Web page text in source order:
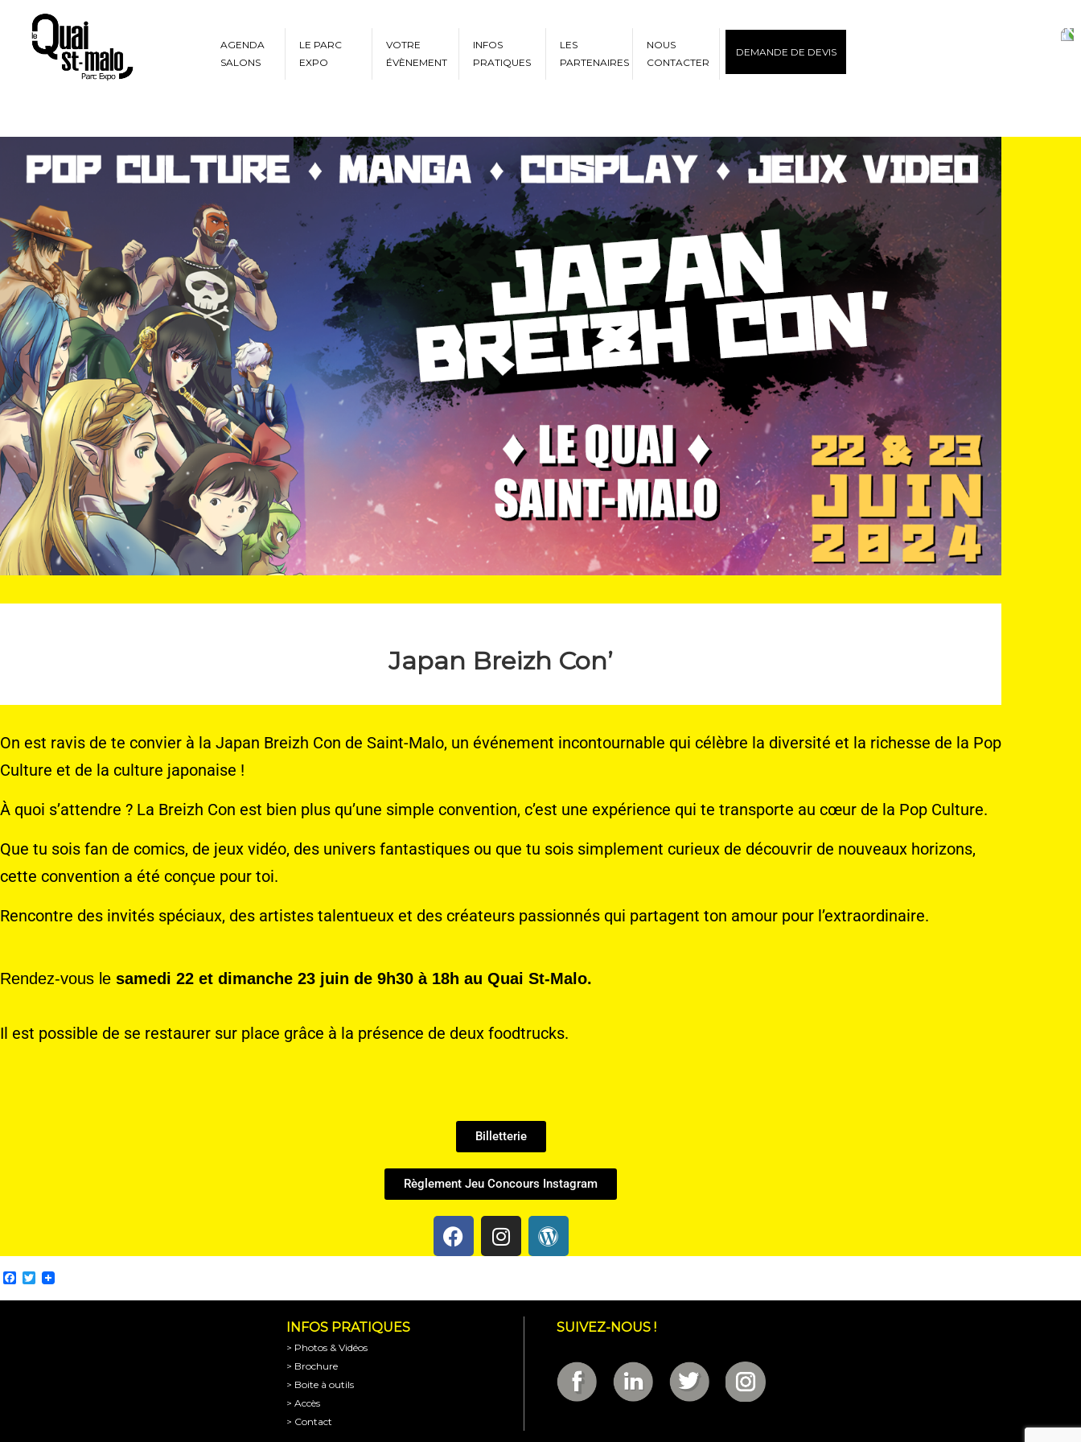
AGENDA
SALONS
LE PARC
EXPO
VOTRE
ÉVÈNEMENT
INFOS
PRATIQUES
LES
PARTENAIRES
NOUS
CONTACTER
DEMANDE DE DEVIS
Japan Breizh Con’
On est ravis de te convier à la Japan Breizh Con de Saint-Malo, un événement incontournable qui célèbre la diversité et la richesse de la Pop
Culture et de la culture japonaise !
À quoi s’attendre ? La Breizh Con est bien plus qu’une simple convention, c’est une expérience qui te transporte au cœur de la Pop Culture.
Que tu sois fan de comics, de jeux vidéo, des univers fantastiques ou que tu sois simplement curieux de découvrir de nouveaux horizons,
cette convention a été conçue pour toi.
Rencontre des invités spéciaux, des artistes talentueux et des créateurs passionnés qui partagent ton amour pour l’extraordinaire.
Rendez-vous le samedi 22 et dimanche 23 juin de 9h30 à 18h au Quai St-Malo.
Il est possible de se restaurer sur place grâce à la présence de deux foodtrucks.
Billetterie
Règlement Jeu Concours Instagram
Facebook
Twitter
INFOS PRATIQUES
> Photos & Vidéos
> Brochure
> Boite à outils
> Accès
> Contact
SUIVEZ-NOUS !